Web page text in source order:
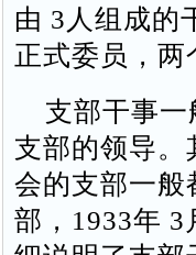
由 3人组成的
正式委员，两
支部干事一
支部的领导。
会的支部一般
部，1933年